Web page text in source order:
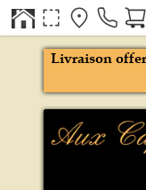
Livraison